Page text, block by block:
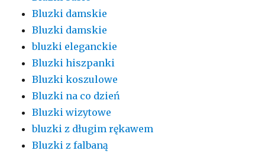
Bluzki damskie
Bluzki damskie
bluzki eleganckie
Bluzki hiszpanki
Bluzki koszulowe
Bluzki na co dzień
Bluzki wizytowe
bluzki z długim rękawem
Bluzki z falbaną